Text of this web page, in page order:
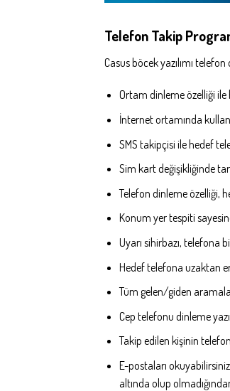
Telefon Takip
Casus böcek yazılımı
Ortam dinleme özelliği
İnternet ortamında
SMS takipçisi ile hedef
Sim kart değişikliğinde
Telefon dinleme özelliği,
Konum yer tespiti
Uyarı sihirbazı, telefona
Hedef telefona uzaktan
Tüm gelen/giden
Cep telefonu dinleme
Takip edilen kişinin
E-postaları
altında olup